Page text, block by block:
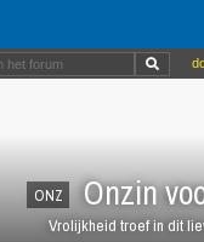
ONZ Onzin
Vrolijkheid troef in dit